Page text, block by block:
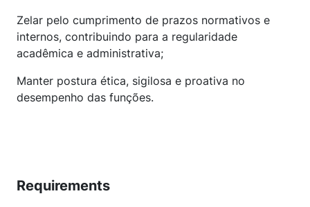
Zelar pelo cumprimento de prazos normativos e
internos, contribuindo para a regularidade
acadêmica e administrativa;
Manter postura ética, sigilosa e proativa no
desempenho das funções.
Requirements